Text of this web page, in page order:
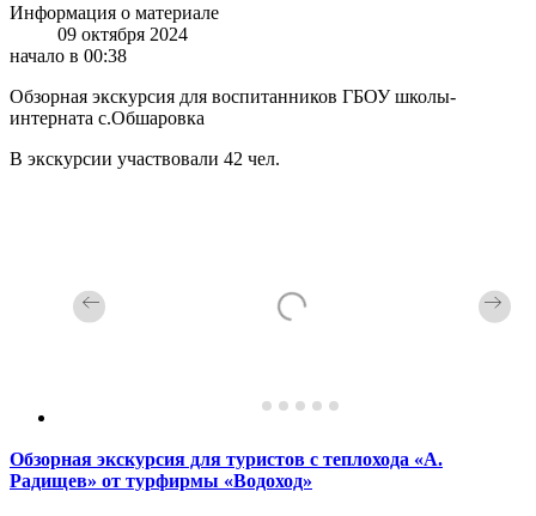
Информация о материале
09 октября 2024
начало в 00:38
Обзорная экскурсия для воспитанников ГБОУ школы-
интерната с.Обшаровка
В экскурсии участвовали 42 чел.
Обзорная экскурсия для туристов с теплохода «А.
Радищев» от турфирмы «Водоход»